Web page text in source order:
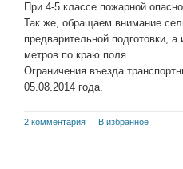
При 4-5 классе пожарной
Так же, обращаем внимание
предварительной подготовки,
метров по краю поля.
Ограничения въезда
05.08.2014 года.
2 комментария В избранное